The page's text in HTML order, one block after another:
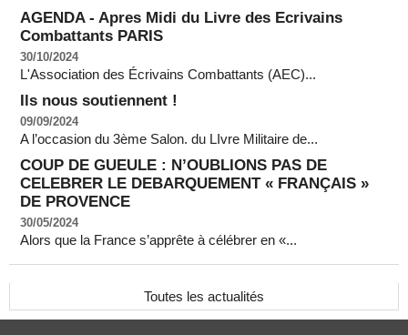
AGENDA - Apres Midi du Livre des Ecrivains
Combattants PARIS
30/10/2024
L'Association des Écrivains Combattants (AEC)...
Ils nous soutiennent !
09/09/2024
A l’occasion du 3ème Salon. du LIvre Militaire de...
COUP DE GUEULE : N’OUBLIONS PAS DE
CELEBRER LE DEBARQUEMENT « FRANÇAIS »
DE PROVENCE
30/05/2024
Alors que la France s’apprête à célébrer en «...
Toutes les actualités